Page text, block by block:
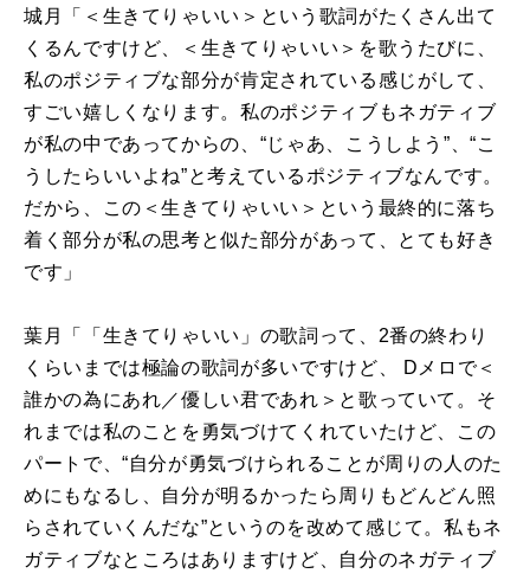
城月「＜生きてりゃいい＞という歌詞がたくさん出て
くるんですけど、＜生きてりゃいい＞を歌うたびに、
私のポジティブな部分が肯定されている感じがして、
すごい嬉しくなります。私のポジティブもネガティブ
が私の中であってからの、“じゃあ、こうしよう”、“こ
うしたらいいよね”と考えているポジティブなんです。
だから、この＜生きてりゃいい＞という最終的に落ち
着く部分が私の思考と似た部分があって、とても好き
です」
葉月「「生きてりゃいい」の歌詞って、 2番の終わり
くらいまでは極論の歌詞が多いですけど、
D メロで＜
誰かの為にあれ／優しい君であれ＞と歌っていて。そ
れまでは私のことを勇気づけてくれていたけど、この
パートで、“自分が勇気づけられることが周りの人のた
めにもなるし、自分が明るかったら周りもどんどん照
らされていくんだな”というのを改めて感じて。私もネ
ガティブなところはありますけど、自分のネガティブ